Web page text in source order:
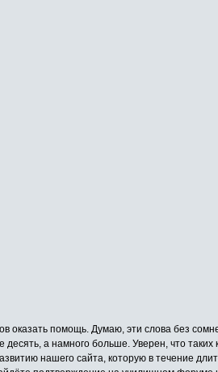
оказать помощь. Думаю, эти слова без
а намного больше. Уверен, что
нашего сайта, которую в течение